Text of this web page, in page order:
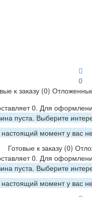
0
к заказу (0)
0. Для
пуста. Выберите
момент у вас
Готовые к заказу(0)
0. Для
пуста. Выберите
момент у вас